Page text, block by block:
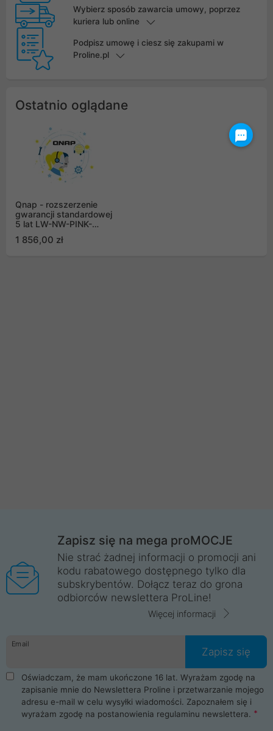
Wybierz sposób zawarcia umowy, poprzez
kuriera lub online
Podpisz umowę i ciesz się zakupami w
Proline.pl
Ostatnio oglądane
Qnap - rozszerzenie
gwarancji standardowej
5 lat LW-NW-PINK-
1 856,00 zł
Zapisz się na mega proMOCJE
Nie strać żadnej informacji o promocji ani
kodu rabatowego dostępnego tylko dla
subskrybentów. Dołącz teraz do grona
odbiorców newslettera ProLine!
Więcej informacji
Email
Zapisz się
Oświadczam, że mam ukończone 16 lat. Wyrażam zgodę na
zapisanie mnie do Newslettera Proline i przetwarzanie mojego
adresu e-mail w celu wysyłki wiadomości. Zapoznałem się i
wyrażam zgodę na postanowienia regulaminu newslettera.